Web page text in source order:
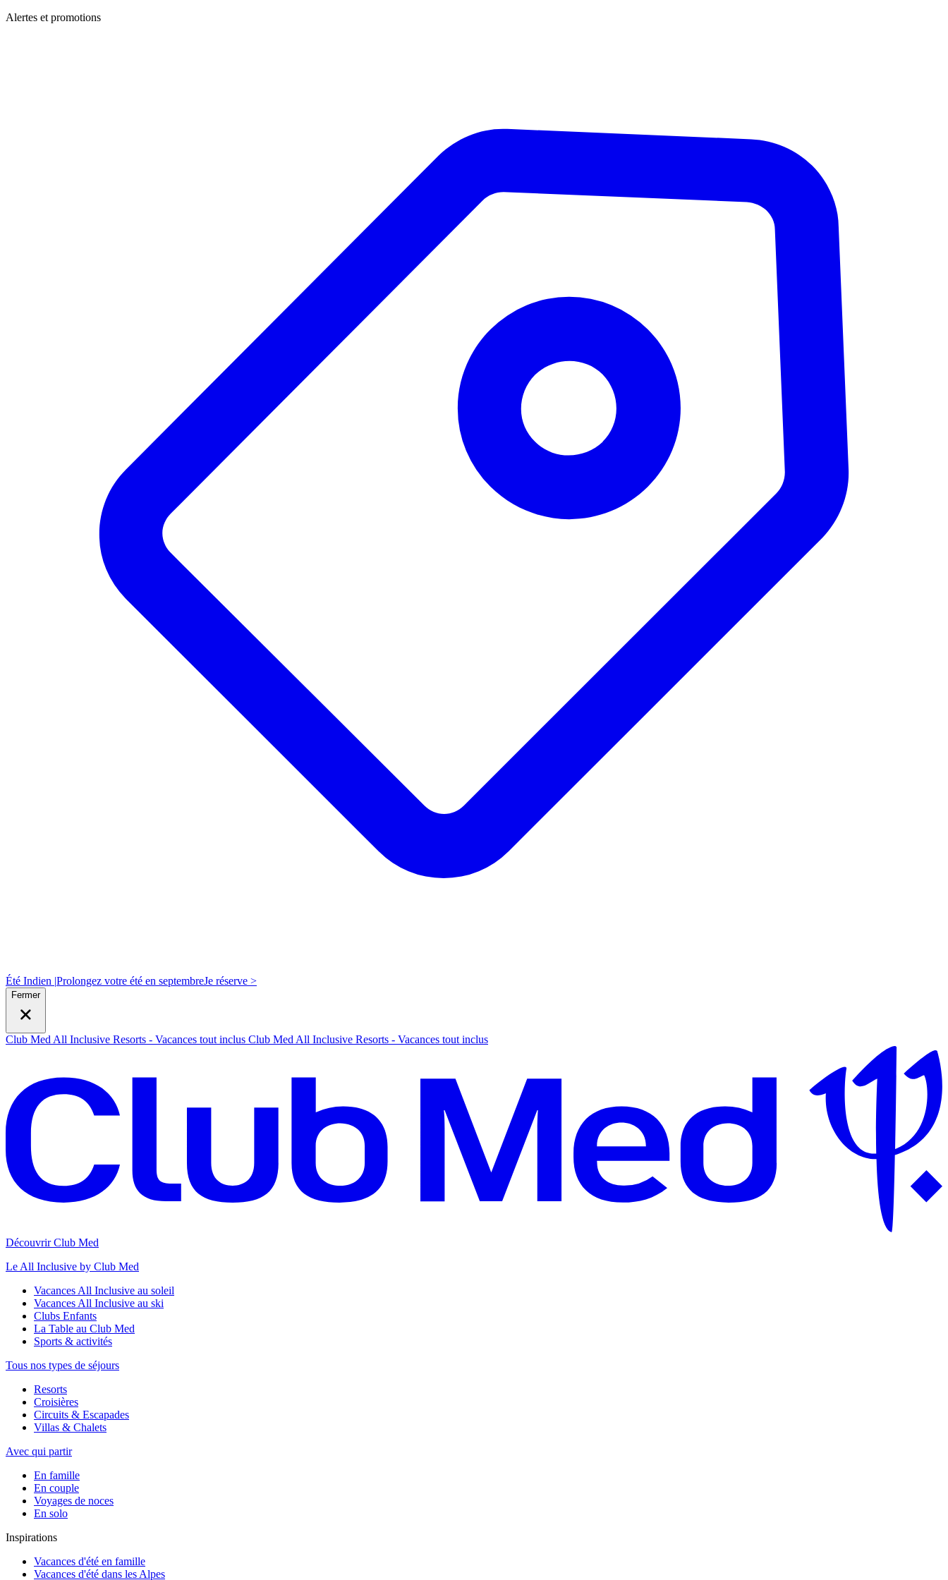
Alertes et promotions
Été Indien |Prolongez votre été en septembreJe réserve >
Fermer
Club Med All Inclusive Resorts - Vacances tout inclus Club Med All Inclusive Resorts - Vacances tout inclus
Découvrir Club Med
Le All Inclusive by Club Med
Vacances All Inclusive au soleil
Vacances All Inclusive au ski
Clubs Enfants
La Table au Club Med
Sports & activités
Tous nos types de séjours
Resorts
Croisières
Circuits & Escapades
Villas & Chalets
Avec qui partir
En famille
En couple
Voyages de noces
En solo
Inspirations
Vacances d'été en famille
Vacances d'été dans les Alpes